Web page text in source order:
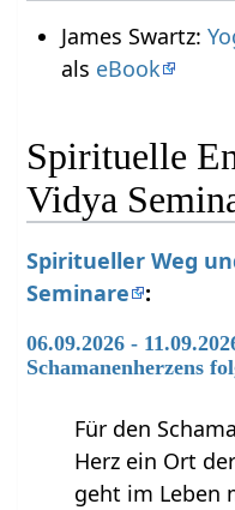
James Swartz:
als eBook
Spirituelle
Vidya
Spiritueller Weg
Seminare
:
06.09.2026 -
Schamanenherzens
Für den
Herz ein Ort
geht im Leben